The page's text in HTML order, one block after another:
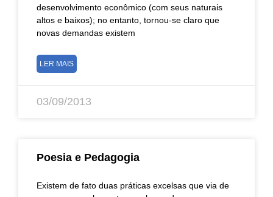
desenvolvimento econômico (com seus naturais
altos e baixos); no entanto, tornou-se claro que
novas demandas existem
LER MAIS
03/09/2013
Poesia e Pedagogia
Existem de fato duas práticas excelsas que via de